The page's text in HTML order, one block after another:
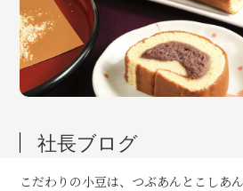
社長ブログ
こだわりの小豆は、つぶあんとこしあ